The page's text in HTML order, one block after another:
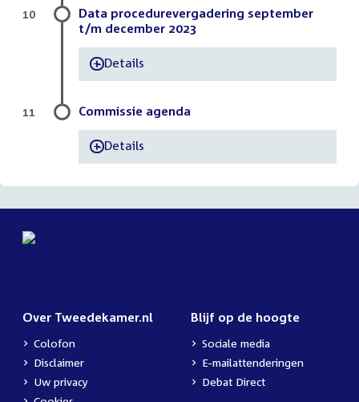
Data procedurevergadering september
t/m december 2023
-Details
10
Commissie agenda
-Details
11
Over Tweedekamer.nl
Colofon
Disclaimer
Uw privacy
Blijf op de hoogte
Sociale media
E-mailattenderingen
Debat Direct